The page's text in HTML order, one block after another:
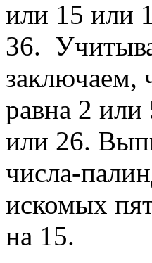
или 15 или
36.
заключаем,
равна 2
или 26.
числа-
искомых
на 15.